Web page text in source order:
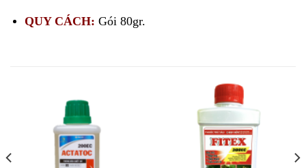
QUY CÁCH: Gói 80gr.